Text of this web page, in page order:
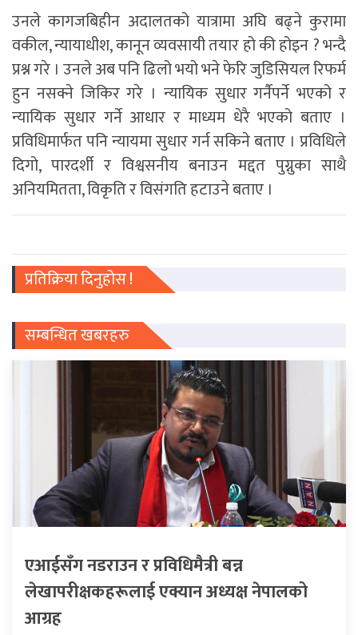
उनले कागजबिहीन अदालतको यात्रामा अघि बढ्ने कुरामा
वकील, न्यायाधीश, कानून व्यवसायी तयार हो की होइन ? भन्दै
प्रश्न गरे । उनले अब पनि ढिलो भयो भने फेरि जुडिसियल रिफर्म
हुन नसक्ने जिकिर गरे । न्यायिक सुधार गर्नैपर्ने भएको र
न्यायिक सुधार गर्ने आधार र माध्यम धेरै भएको बताए ।
प्रविधिमार्फत पनि न्यायमा सुधार गर्न सकिने बताए । प्रविधिले
दिगो, पारदर्शी र विश्वसनीय बनाउन मद्दत पुग्नुका साथै
अनियमितता, विकृति र विसंगति हटाउने बताए ।
प्रतिक्रिया दिनुहोस !
सम्बन्धित खबरहरु
एआईसँग नडराउन र प्रविधिमैत्री बन्न
लेखापरीक्षकहरूलाई एक्यान अध्यक्ष नेपालको
आग्रह